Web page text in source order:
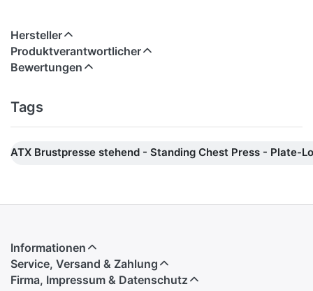
Hersteller
Produktverantwortlicher
Bewertungen
Tags
ATX Brustpresse stehend - Standing Chest Press - Plate-
Informationen
Service, Versand & Zahlung
Firma, Impressum & Datenschutz